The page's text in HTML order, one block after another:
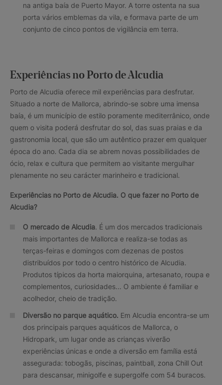
na antiga baía de Puerto Mayor. A torre ostenta na sua
porta vários emblemas da vila, e formava parte de um
conjunto de cinco pontos de vigilância em terra.
Experiências no Porto de Alcudia
Porto de Alcudia oferece mil experiências para desfrutar.
Situado a norte de Mallorca, abrindo-se sobre uma imensa
baía, é um município de estilo poramente mediterrânico, onde
quem o visita poderá desfrutar do sol, das suas praias e da
gastronomia local, que são um autêntico prazer em qualquer
época do ano. Cada dia se abrem novas possibilidades de
ócio, relax e cultura que permitem ao visitante mergulhar
plenamente no seu carácter marinheiro e tradicional.
Experiências no Porto de Alcudia. O que fazer no Porto de
Alcudia?
O mercado de Alcudia. É um dos mercados tradicionais
mais importantes de Mallorca e realiza-se todas as
terças-feiras e domingos com dezenas de postos
distribuídos por todo o centro histórico de Alcudia.
Produtos típicos da horta maiorquina, artesanato, roupa e
complementos, curiosidades... O ambiente é familiar e
acolhedor, cheio de tradição.
Diversão no parque aquático. Em Alcudia encontra-se um
dos principais parques aquáticos de Mallorca, o
Hidropark, um lugar onde as crianças viverão
experiências únicas e onde a diversão em família está
assegurada: tobogãs, piscinas, paintball, zona Chill Out
para descansar, minigolfe e supergolfe com 54 buracos.